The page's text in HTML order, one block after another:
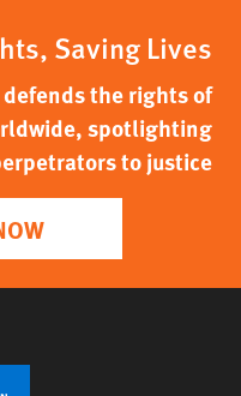
Saving Lives
the rights of
spotlighting
to justice.